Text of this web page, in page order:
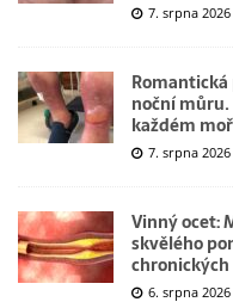
7. srpna 2026
noční
každém
7. srpna 2026
Vinný ocet:
skvělého
6. srpna 2026